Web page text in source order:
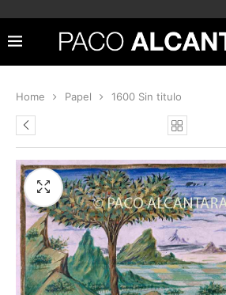
Home Papel 1600 Sin titulo